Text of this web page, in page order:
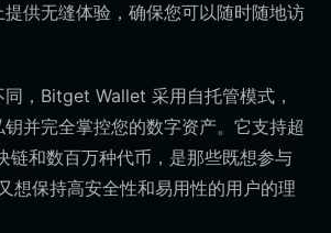
供无缝体验，确保您可以随时随地访
，Bitget Wallet 采用自托管模式，
并完全掌控您的数字资产。它支持超
链和数百万种代币，是那些既想参与
想保持高安全性和易用性的用户的理